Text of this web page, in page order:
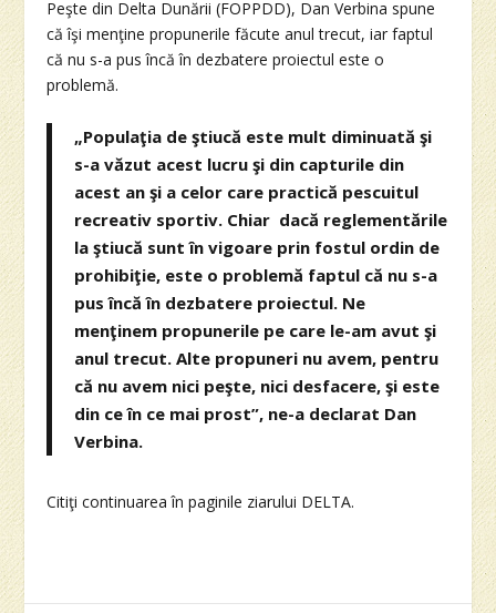
Peşte din Delta Dunării (FOPPDD), Dan Verbina spune
că îşi menţine propunerile făcute anul trecut, iar faptul
că nu s-a pus încă în dezbatere proiectul este o
problemă.
„Populaţia de ştiucă este mult diminuată şi
s-a văzut acest lucru şi din capturile din
acest an şi a celor care practică pescuitul
recreativ sportiv. Chiar dacă reglementările
la ştiucă sunt în vigoare prin fostul ordin de
prohibiţie, este o problemă faptul că nu s-a
pus încă în dezbatere proiectul. Ne
menţinem propunerile pe care le-am avut şi
anul trecut. Alte propuneri nu avem, pentru
că nu avem nici peşte, nici desfacere, şi este
din ce în ce mai prost”, ne-a declarat Dan
Verbina.
Citiţi continuarea în paginile ziarului DELTA.